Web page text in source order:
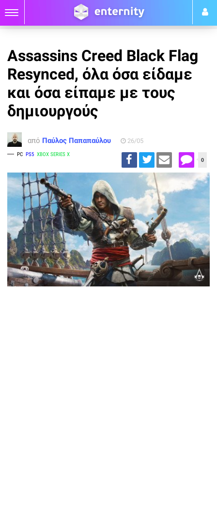
Assassins Creed Black Flag
Resynced, όλα όσα είδαμε
και όσα είπαμε με τους
δημιουργούς
από Παύλος Παπαπαύλου 26/05
PC PS5 XBOX SERIES X
0